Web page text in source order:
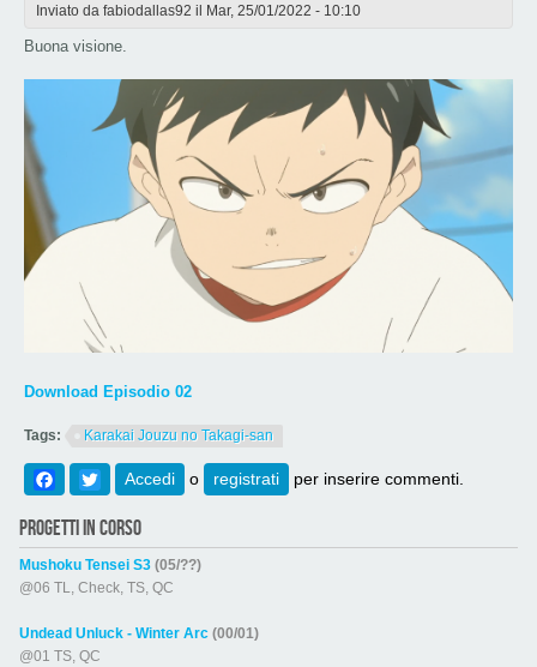
Inviato da fabiodallas92 il Mar, 25/01/2022 - 10:10
Buona visione.
Download Episodio 02
Tags: Karakai Jouzu no Takagi-san
Facebook
Twitter
Accedi o registrati per inserire commenti.
PROGETTI IN CORSO
Mushoku Tensei S3(05/??)
@06 TL, Check, TS, QC
Undead Unluck - Winter Arc (00/01)
@01 TS, QC